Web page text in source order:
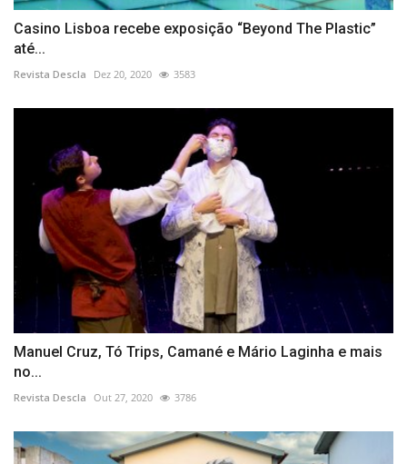
Casino Lisboa recebe exposição “Beyond The Plastic”
até...
Revista Descla Dez 20, 2020 3583
Manuel Cruz, Tó Trips, Camané e Mário Laginha e mais
no...
Revista Descla Out 27, 2020 3786